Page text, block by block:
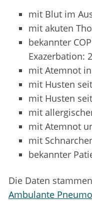
mit Blut im
mit akuten
bekannter
Exazerbation:
mit Atemnot
mit Husten
mit Husten
mit
mit Atemnot
mit
bekannter
Die Daten
Ambulante